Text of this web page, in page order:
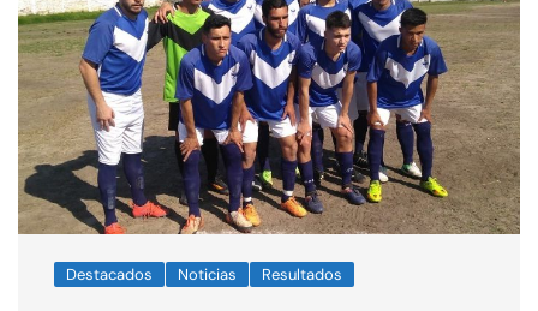
Destacados Noticias Resultados